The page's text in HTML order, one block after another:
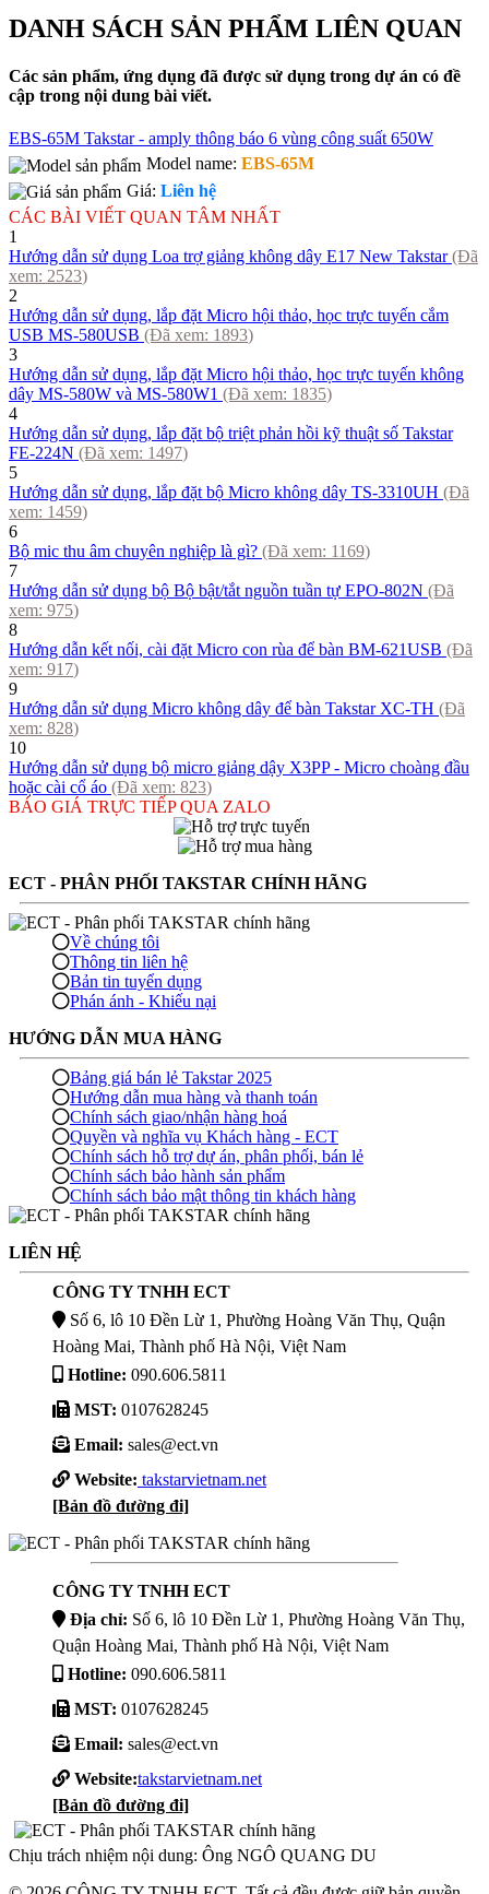
DANH SÁCH SẢN PHẨM LIÊN QUAN
Các sản phẩm, ứng dụng đã được sử dụng trong dự án có đề
cập trong nội dung bài viết.
EBS-65M Takstar - amply thông báo 6 vùng công suất 650W
Model name: EBS-65M
Giá: Liên hệ
CÁC BÀI VIẾT QUAN TÂM NHẤT
1
Hướng dẫn sử dụng Loa trợ giảng không dây E17 New Takstar(Đã
xem: 2523)
2
Hướng dẫn sử dụng, lắp đặt Micro hội thảo, học trực tuyến cắm
USB MS-580USB (Đã xem: 1893)
3
Hướng dẫn sử dụng, lắp đặt Micro hội thảo, học trực tuyến không
dây MS-580W và MS-580W1 (Đã xem: 1835)
4
Hướng dẫn sử dụng, lắp đặt bộ triệt phản hồi kỹ thuật số Takstar
FE-224N (Đã xem: 1497)
5
Hướng dẫn sử dụng, lắp đặt bộ Micro không dây TS-3310UH (Đã
xem: 1459)
6
Bộ mic thu âm chuyên nghiệp là gì? (Đã xem: 1169)
7
Hướng dẫn sử dụng bộ Bộ bật/tắt nguồn tuần tự EPO-802N (Đã
xem: 975)
8
Hướng dẫn kết nối, cài đặt Micro con rùa để bàn BM-621USB (Đã
xem: 917)
9
Hướng dẫn sử dụng Micro không dây để bàn Takstar XC-TH (Đã
xem: 828)
10
Hướng dẫn sử dụng bộ micro giảng dậy X3PP - Micro choàng đầu
hoặc cài cổ áo (Đã xem: 823)
BÁO GIÁ TRỰC TIẾP QUA ZALO
ECT - PHÂN PHỐI TAKSTAR CHÍNH HÃNG
Về chúng tôi
Thông tin liên hệ
Bản tin tuyển dụng
Phán ánh - Khiếu nại
HƯỚNG DẪN MUA HÀNG
Bảng giá bán lẻ Takstar 2025
Hướng dẫn mua hàng và thanh toán
Chính sách giao/nhận hàng hoá
Quyền và nghĩa vụ Khách hàng - ECT
Chính sách hỗ trợ dự án, phân phối, bán lẻ
Chính sách bảo hành sản phẩm
Chính sách bảo mật thông tin khách hàng
LIÊN HỆ
CÔNG TY TNHH ECT
Số 6, lô 10 Đền Lừ 1, Phường Hoàng Văn Thụ, Quận
Hoàng Mai, Thành phố Hà Nội, Việt Nam
Hotline: 090.606.5811
MST: 0107628245
Email: sales@ect.vn
Website: takstarvietnam.net
[Bản đồ đường đi]
CÔNG TY TNHH ECT
Địa chỉ: Số 6, lô 10 Đền Lừ 1, Phường Hoàng Văn Thụ,
Quận Hoàng Mai, Thành phố Hà Nội, Việt Nam
Hotline: 090.606.5811
MST: 0107628245
Email: sales@ect.vn
Website:takstarvietnam.net
[Bản đồ đường đi]
Chịu trách nhiệm nội dung: Ông NGÔ QUANG DU